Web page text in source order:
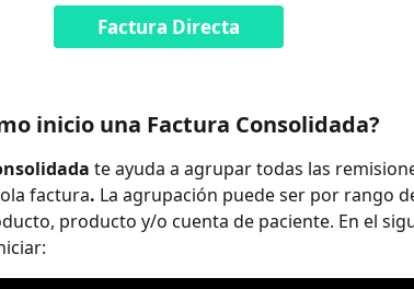
Factura Directa
inicio una Factura Consolidada?
te ayuda a agrupar todas las
factura. La agrupación puede ser por rango
producto y/o cuenta de paciente. En el